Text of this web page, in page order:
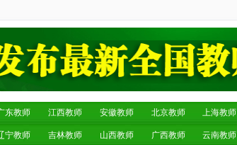
东教师 江西教师 安徽教师 北京教师 上海教师
宁教师 吉林教师 山西教师 广西教师 云南教师